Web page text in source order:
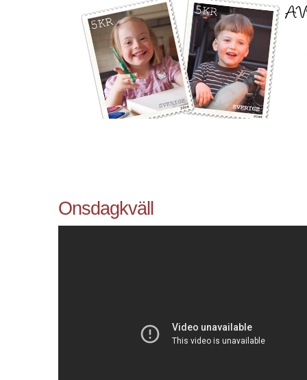
Onsdagkväll